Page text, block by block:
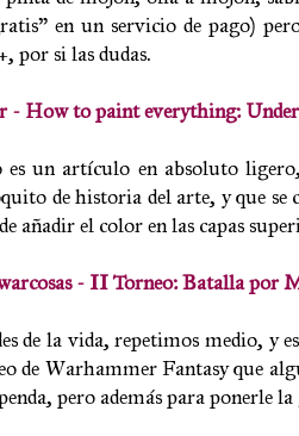
en un servicio de pago)
por si las dudas.
- How to paint everything:
es un artículo en absoluto
de historia del arte, y que se
añadir el color en las capas
- II Torneo: Batalla por
de la vida, repetimos medio, y
de Warhammer Fantasy que
pero además para ponerle